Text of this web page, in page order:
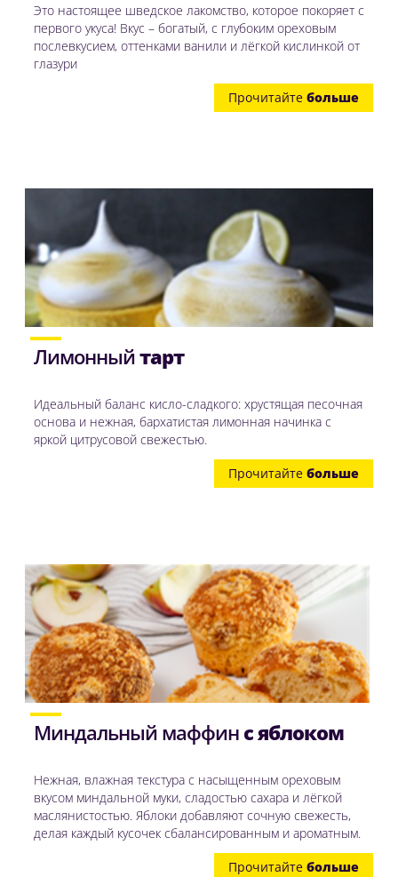
Это настоящее шведское лакомство, которое покоряет с
первого укуса! Вкус – богатый, с глубоким ореховым
послевкусием, оттенками ванили и лёгкой кислинкой от
глазури
Прочитайте больше
Лимонныйтарт
Идеальный баланс кисло-сладкого: хрустящая песочная
основа и нежная, бархатистая лимонная начинка с
яркой цитрусовой свежестью.
Прочитайте больше
Миндальный маффин с яблоком
Нежная, влажная текстура с насыщенным ореховым
вкусом миндальной муки, сладостью сахара и лёгкой
маслянистостью. Яблоки добавляют сочную свежесть,
делая каждый кусочек сбалансированным и ароматным.
Прочитайте больше